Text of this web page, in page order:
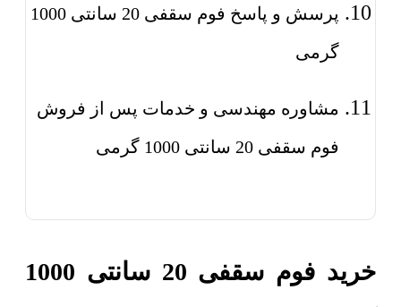
پرسش و پاسخ فوم سقفی 20 سانتی 1000
گرمی
مشاوره مهندسی و خدمات پس از فروش
فوم سقفی 20 سانتی 1000 گرمی
خرید فوم سقفی 20 سانتی 1000